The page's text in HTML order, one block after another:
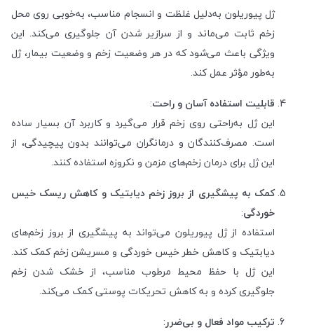
ژل پیوریلون به‌دلیل غلظت و انسجام مناسب، به‌خوبی روی محل
زخم ثابت می‌ماند و از سرازیر شدن آن جلوگیری می‌کند. این
ویژگی باعث می‌شود که در هر وضعیت زخم و وضعیت بیمار، ژل
به‌طور مؤثر عمل کند.
قابلیت استفاده آسان و راحت:
این ژل به‌راحتی روی زخم قرار می‌گیرد و کاربرد آن بسیار ساده
است. مصرف‌کنندگان و درمانگران می‌توانند بدون پیچیدگی، از
این ژل برای درمان زخم‌های مزمن و نکروزه استفاده کنند.
کمک به پیشگیری از بروز زخم دیابتیک و کاهش ریسک خیس
خوردگی:
استفاده از ژل پیوریلون می‌تواند به پیشگیری از بروز زخم‌های
دیابتیک و کاهش خطر خیس خوردگی و مسریشن زخم کمک کند.
این ژل با حفظ محیط مرطوب مناسب، از خشک شدن زخم
جلوگیری کرده و به کاهش تحریکات پوستی کمک می‌کند.
ترکیب مواد فعال و بی‌ضرر: